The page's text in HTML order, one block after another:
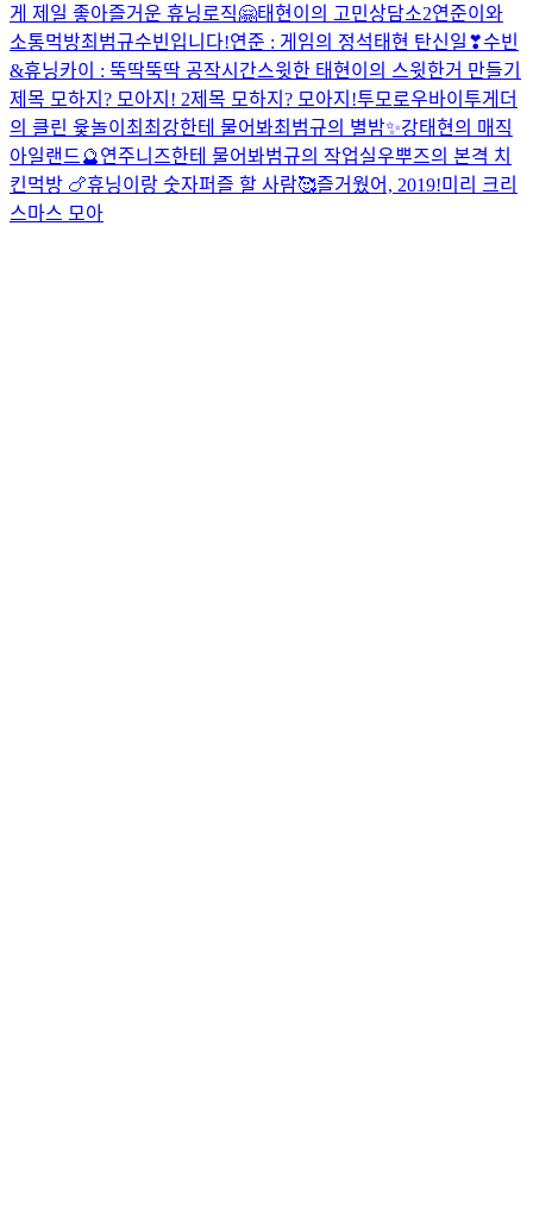
게 제일 좋아즐거운 휴닝로직🤗태현이의 고민상담소2연준이와
소통먹방최범규수빈입니다!연준 : 게임의 정석태현 탄신일❣수빈
&휴닝카이 : 뚝딱뚝딱 공작시간스윗한 태현이의 스윗한거 만들기
제목 모하지? 모아지! 2제목 모하지? 모아지!투모로우바이투게더
의 클린 윷놀이 최최강한테 물어봐최범규의 별밤✨강태현의 매직
아일랜드🔮연주니즈한테 물어봐범규의 작업실우뿌즈의 본격 치
킨먹방 🍗휴닝이랑 숫자퍼즐 할 사람🥰즐거웠어, 2019!미리 크리
스마스 모아